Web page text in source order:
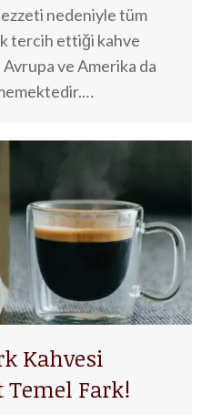
nedeniyle tüm
tercih ettiği kahve
ve Amerika da
Kahvesi
Temel Fark!